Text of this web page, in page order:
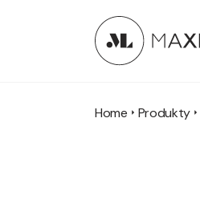
Home Produkty